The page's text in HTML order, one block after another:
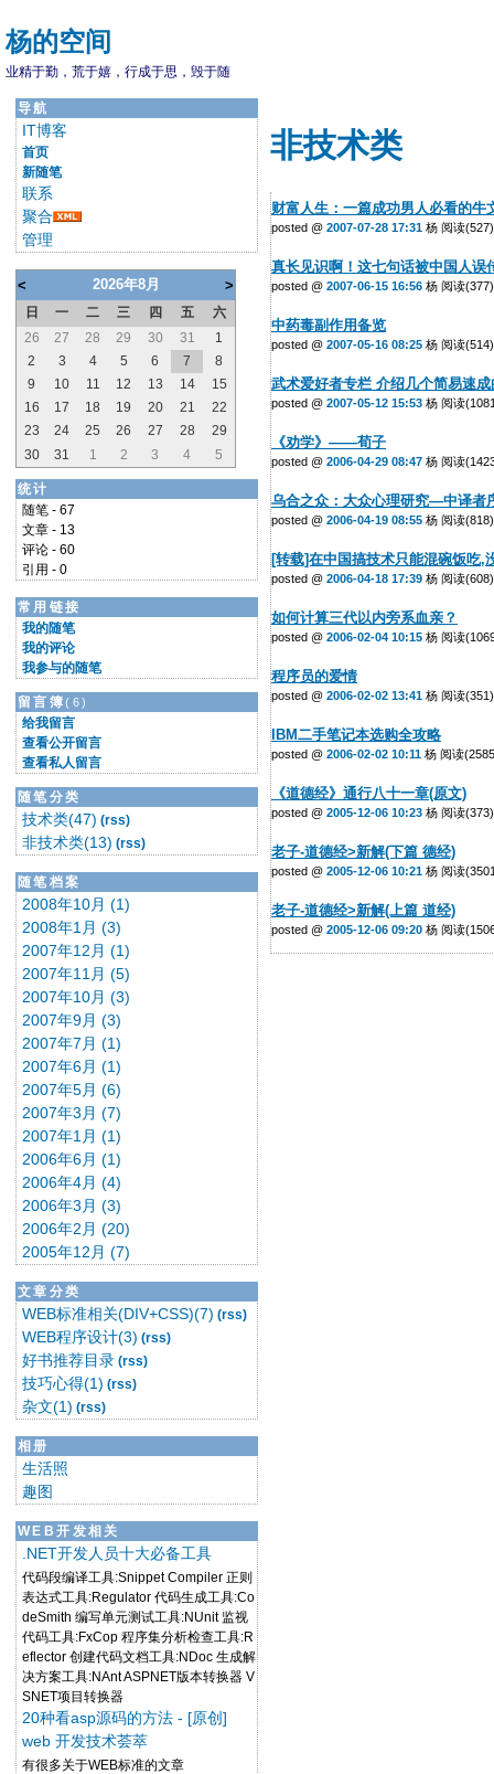
杨的空间
业精于勤，荒于嬉，行成于思，毁于随
导航
IT博客
首页
新随笔
联系
聚合
管理
< 2026年8月 >
日 一 二 三 四 五
六
26
27 28 29 30 31
1
2
3 4 5 6 7
8
9
10 11 12 13 14
15
16
17 18 19 20 21
22
23
24 25 26 27 28
29
30
31 1 2 3 4 5
统计
随笔 - 67
文章 - 13
评论 - 60
引用 - 0
常用链接
我的随笔
我的评论
我参与的随笔
留言簿(6)
给我留言
查看公开留言
查看私人留言
随笔分类
技术类(47) (rss)
非技术类(13) (rss)
随笔档案
2008年10月 (1)
2008年1月 (3)
2007年12月 (1)
2007年11月 (5)
2007年10月 (3)
2007年9月 (3)
2007年7月 (1)
2007年6月 (1)
2007年5月 (6)
2007年3月 (7)
2007年1月 (1)
2006年6月 (1)
2006年4月 (4)
2006年3月 (3)
2006年2月 (20)
2005年12月 (7)
文章分类
WEB标准相关(DIV+CSS)(7) (rss)
WEB程序设计(3) (rss)
好书推荐目录 (rss)
技巧心得(1) (rss)
杂文(1) (rss)
相册
生活照
趣图
WEB开发相关
.NET开发人员十大必备工具
代码段编译工具:Snippet Compiler 正则
表达式工具:Regulator 代码生成工具:Co
deSmith 编写单元测试工具:NUnit 监视
代码工具:FxCop 程序集分析检查工具:R
eflector 创建代码文档工具:NDoc 生成解
决方案工具:NAnt ASPNET版本转换器 V
SNET项目转换器
20种看asp源码的方法 - [原创]
web 开发技术荟萃
有很多关于WEB标准的文章
非技术类
财富人生：一篇成功男人必看的牛
posted @ 2007-07-28 17:31 杨 阅读
真长见识啊！这七句话被中国人误
posted @ 2007-06-15 16:56 杨 阅读
中药毒副作用备览
posted @ 2007-05-16 08:25 杨 阅读
武术爱好者专栏 介绍几个简易速
posted @ 2007-05-12 15:53 杨 阅读
《劝学》——荀子
posted @ 2006-04-29 08:47 杨 阅读
乌合之众：大众心理研究—中译者
posted @ 2006-04-19 08:55 杨 阅读
[转载]在中国搞技术只能混碗饭吃,
posted @ 2006-04-18 17:39 杨 阅读
如何计算三代以内旁系血亲？
posted @ 2006-02-04 10:15 杨 阅读
程序员的爱情
posted @ 2006-02-02 13:41 杨 阅读
IBM二手笔记本选购全攻略
posted @ 2006-02-02 10:11 杨 阅读
《道德经》通行八十一章(原文)
posted @ 2005-12-06 10:23 杨 阅读
老子-道德经>新解(下篇 德经)
posted @ 2005-12-06 10:21 杨 阅读
老子-道德经>新解(上篇 道经)
posted @ 2005-12-06 09:20 杨 阅读